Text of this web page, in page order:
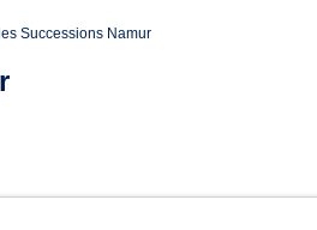
Successions Namur
à Namur